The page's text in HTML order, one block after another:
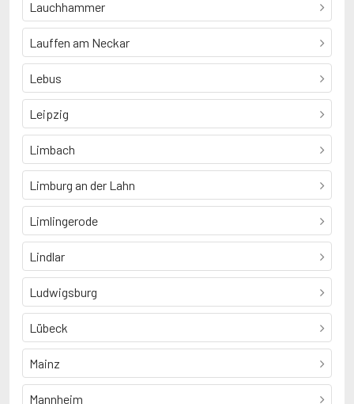
Lauchhammer
Lauffen am Neckar
Lebus
Leipzig
Limbach
Limburg an der Lahn
Limlingerode
Lindlar
Ludwigsburg
Lübeck
Mainz
Mannheim